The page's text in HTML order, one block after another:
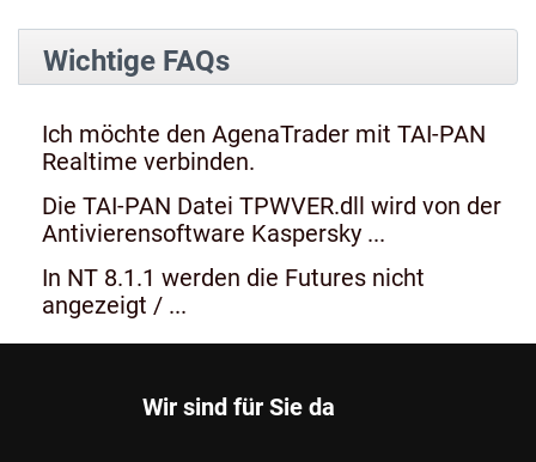
Wichtige FAQs
Ich möchte den AgenaTrader mit TAI-PAN
Realtime verbinden.
Die TAI-PAN Datei TPWVER.dll wird von der
Antivierensoftware Kaspersky ...
In NT 8.1.1 werden die Futures nicht
angezeigt / ...
Wir sind für Sie da